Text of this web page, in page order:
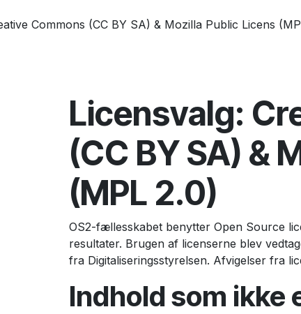
Commons (CC BY SA) & Mozilla Public Licens
Licensvalg:
(CC BY SA) &
(MPL 2.0)
OS2-fællesskabet benytter Open Source
resultater. Brugen af licenserne blev
fra Digitaliseringsstyrelsen. Afvigelser fra
Indhold som ikke